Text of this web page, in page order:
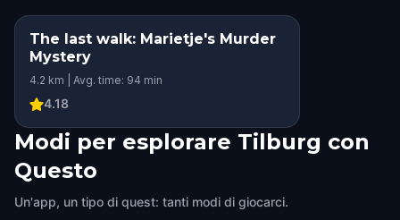
The last walk: Marietje's Murder
Mystery
4.2 km | Avg. time: 94 min
4.18
Modi per esplorare Tilburg con
Questo
Un'app, un tipo di quest: tanti modi di giocarci.